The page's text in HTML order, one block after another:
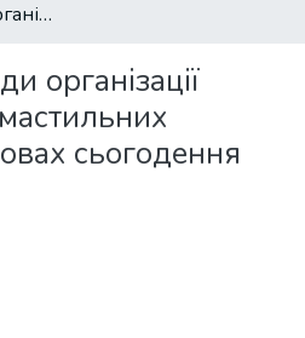
Методичні засади організації обліку пально-мастильних матеріалів в умовах сьогодення
організації
сьогодення